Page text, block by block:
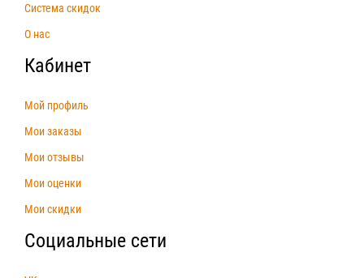
Система скидок
О нас
Кабинет
Мой профиль
Мои заказы
Мои отзывы
Мои оценки
Мои скидки
Социальные сети